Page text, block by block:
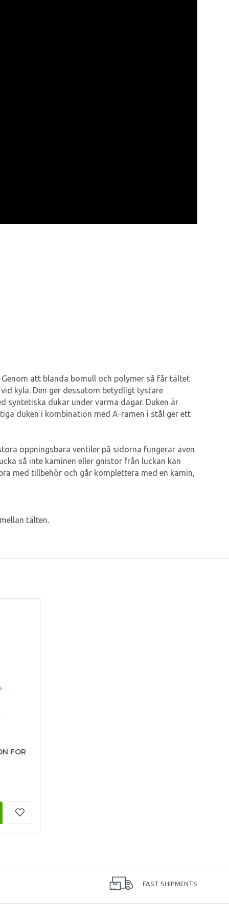
att blanda bomull och polymer så får tältet
kyla. Den ger dessutom betydligt tystare
syntetiska dukar under varma dagar. Duken är
duken i kombination med A-ramen i stål ger ett
öppningsbara ventiler på sidorna fungerar även
så inte kaminen eller gnistor från luckan kan
med tillbehör och går komplettera med en kamin,
tälten.
FOR
FAST SHIPMENTS